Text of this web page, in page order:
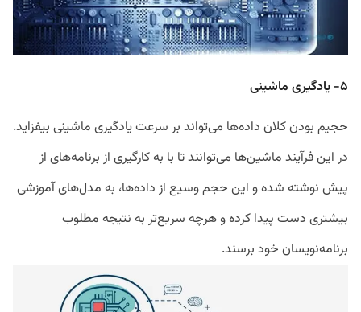
۵- یادگیری ماشینی
حجیم بودن کلان داده‌ها می‌تواند بر سرعت یادگیری ماشینی بیفزاید.
در این فرآیند ماشین‌ها می‌توانند تا با به کار‌گیری از برنامه‌های از
پیش نوشته شده و این حجم وسیع از داده‌ها، به مدل‌های آموزشی
بیشتری دست پیدا کرده و هر‌چه سریع‌تر به نتیجه مطلوب
برنامه‌نویسان خود برسند.